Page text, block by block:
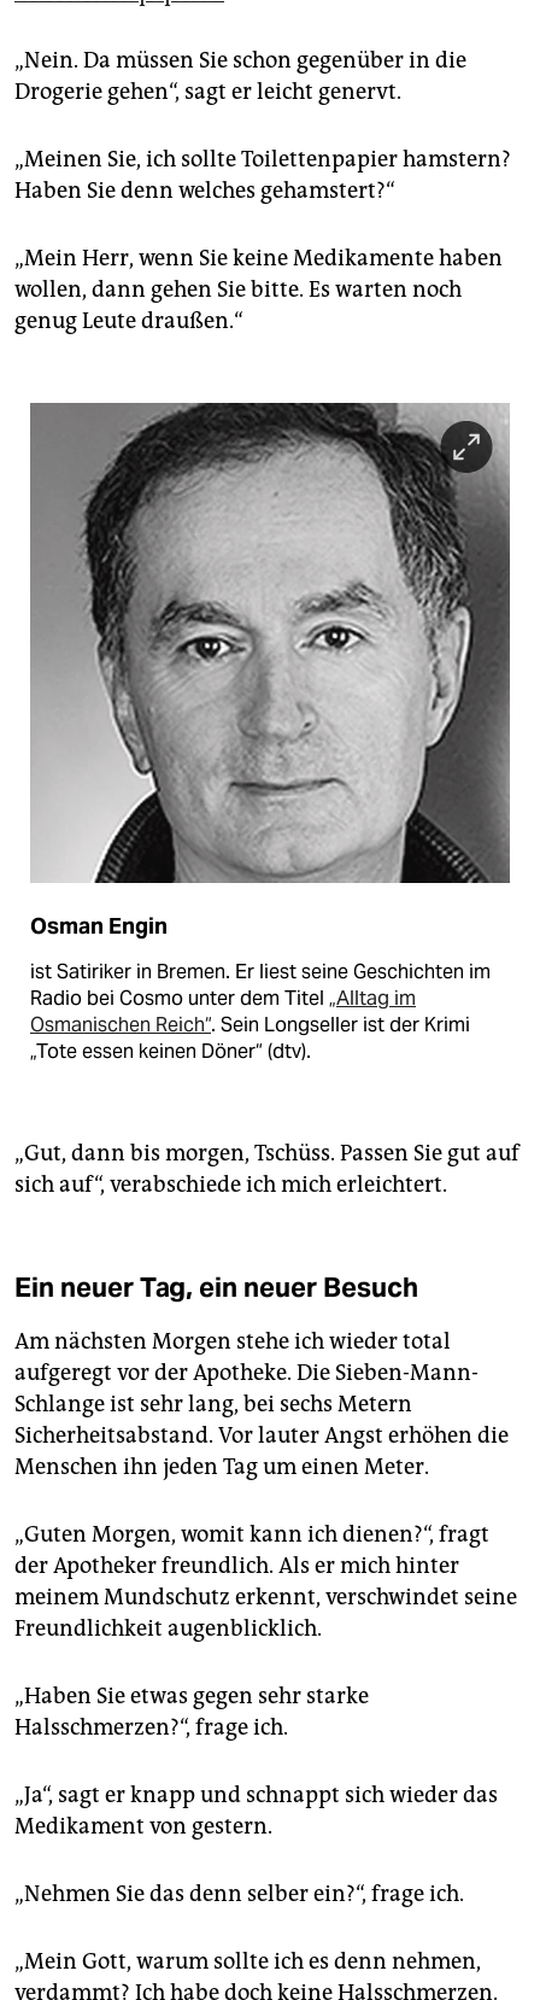
„Nein. Da müssen Sie schon gegenüber in die
Drogerie gehen“, sagt er leicht genervt.
„Meinen Sie, ich sollte Toilettenpapier hamstern?
Haben Sie denn welches gehamstert?“
„Mein Herr, wenn Sie keine Medikamente haben
wollen, dann gehen Sie bitte. Es warten noch
genug Leute draußen.“
Osman Engin
ist Satiriker in Bremen. Er liest seine Geschichten im
Radio bei Cosmo unter dem Titel „Alltag im
Osmanischen Reich“. Sein Longseller ist der Krimi
„Tote essen keinen Döner“ (dtv).
„Gut, dann bis morgen, Tschüss. Passen Sie gut auf
sich auf“, verabschiede ich mich erleichtert.
Ein neuer Tag, ein neuer Besuch
Am nächsten Morgen stehe ich wieder total
aufgeregt vor der Apotheke. Die Sieben-Mann-
Schlange ist sehr lang, bei sechs Metern
Sicherheitsabstand. Vor lauter Angst erhöhen die
Menschen ihn jeden Tag um einen Meter.
„Guten Morgen, womit kann ich dienen?“, fragt
der Apotheker freundlich. Als er mich hinter
meinem Mundschutz erkennt, verschwindet seine
Freundlichkeit augenblicklich.
„Haben Sie etwas gegen sehr starke
Halsschmerzen?“, frage ich.
„Ja“, sagt er knapp und schnappt sich wieder das
Medikament von gestern.
„Nehmen Sie das denn selber ein?“, frage ich.
„Mein Gott, warum sollte ich es denn nehmen,
verdammt? Ich habe doch keine Halsschmerzen.